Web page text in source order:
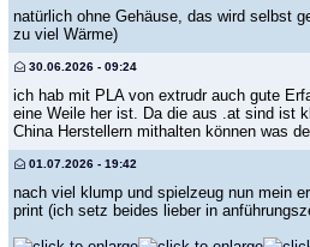
natürlich ohne Gehäuse, das wird selbst
zu viel Wärme)
30.06.2026 - 09:24
ich hab mit PLA von extrudr auch gute
eine Weile her ist. Da die aus .at sind ist
China Herstellern mithalten können was
01.07.2026 - 19:42
nach viel klump und spielzeug nun mein
print (ich setz beides lieber in